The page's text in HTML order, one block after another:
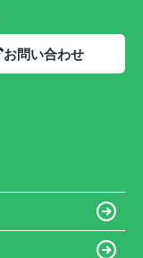
お問い合わせ